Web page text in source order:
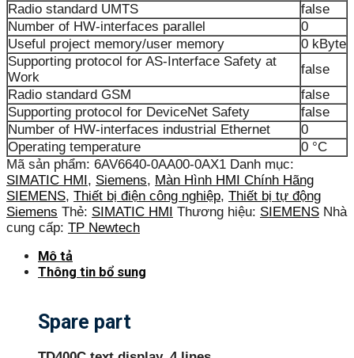
Radio standard UMTS
false
Number of HW-interfaces parallel
0
Useful project memory/user memory
0 kByte
Supporting protocol for AS-Interface Safety at
Work
false
Radio standard GSM
false
Supporting protocol for DeviceNet Safety
false
Number of HW-interfaces industrial Ethernet
0
Operating temperature
0 °C
Mã sản phẩm: 6AV6640-0AA00-0AX1 Danh mục:
SIMATIC HMI, Siemens, Màn Hình HMI Chính Hãng
SIEMENS, Thiết bị điện công nghiệp, Thiết bị tự động
Siemens Thẻ: SIMATIC HMI Thương hiệu: SIEMENS Nhà
cung cấp: TP Newtech
Mô tả
Thông tin bổ sung
Spare part